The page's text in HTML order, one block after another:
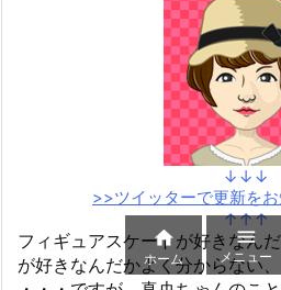
↓↓↓
>>ツイッターで更新を
↑↑↑
フィギュアスケートが好きなん
が好きなんだかよく分からない

ホーム

メニュー